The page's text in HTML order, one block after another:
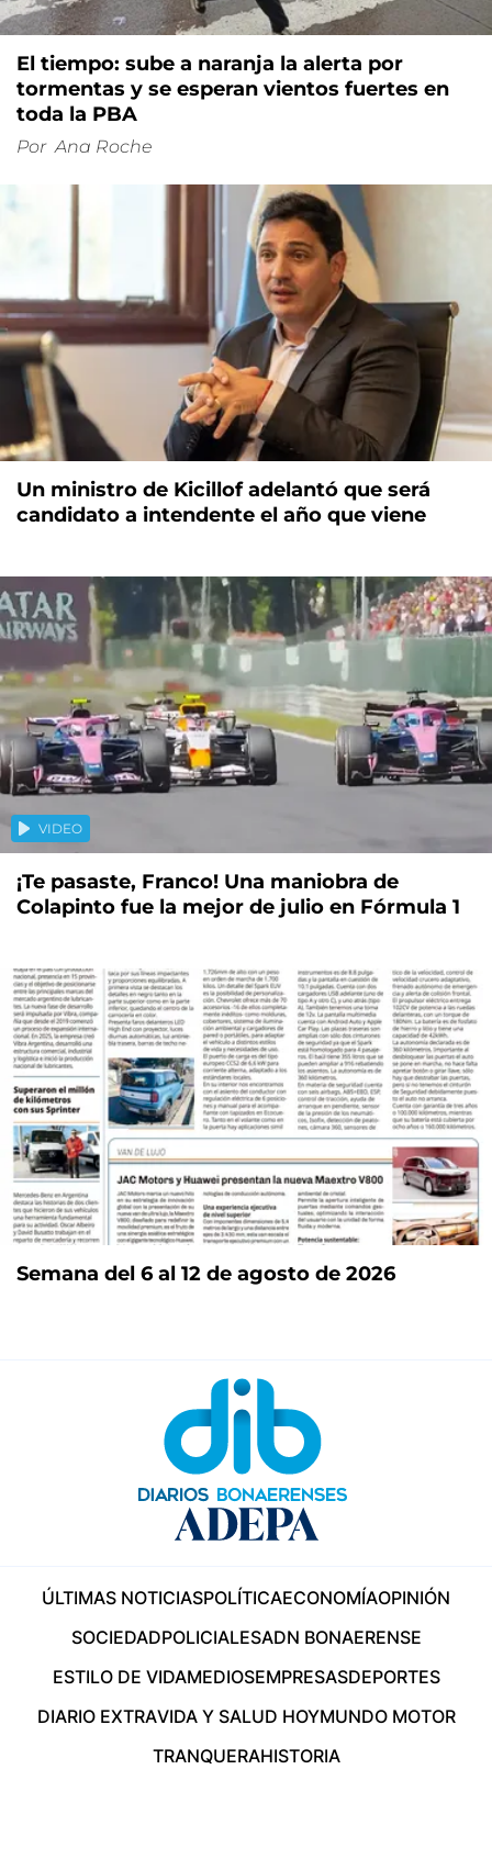
El tiempo: sube a naranja la alerta por
tormentas y se esperan vientos fuertes en
toda la PBA
Por Ana Roche
Un ministro de Kicillof adelantó que será
candidato a intendente el año que viene
VIDEO
¡Te pasaste, Franco! Una maniobra de
Colapinto fue la mejor de julio en Fórmula 1
Semana del 6 al 12 de agosto de 2026
ÚLTIMAS NOTICIASPOLÍTICAECONOMÍAOPINIÓN
SOCIEDADPOLICIALESADN BONAERENSE
ESTILO DE VIDAMEDIOSEMPRESASDEPORTES
DIARIO EXTRAVIDA Y SALUD HOYMUNDO MOTOR
TRANQUERAHISTORIA